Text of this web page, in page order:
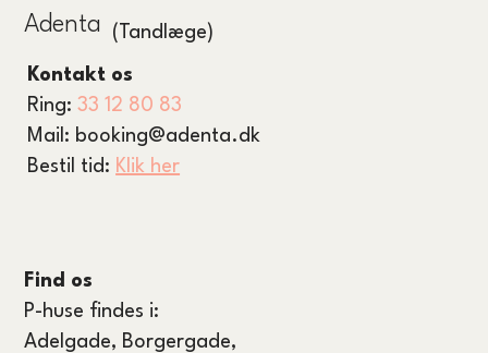
Adenta (Tandlæge)
Kontakt os
Ring:33 12 80 83
Mail: booking@adenta.dk
Bestil tid: Klik her
Find os
P-huse findes i:
Adelgade, Borgergade,